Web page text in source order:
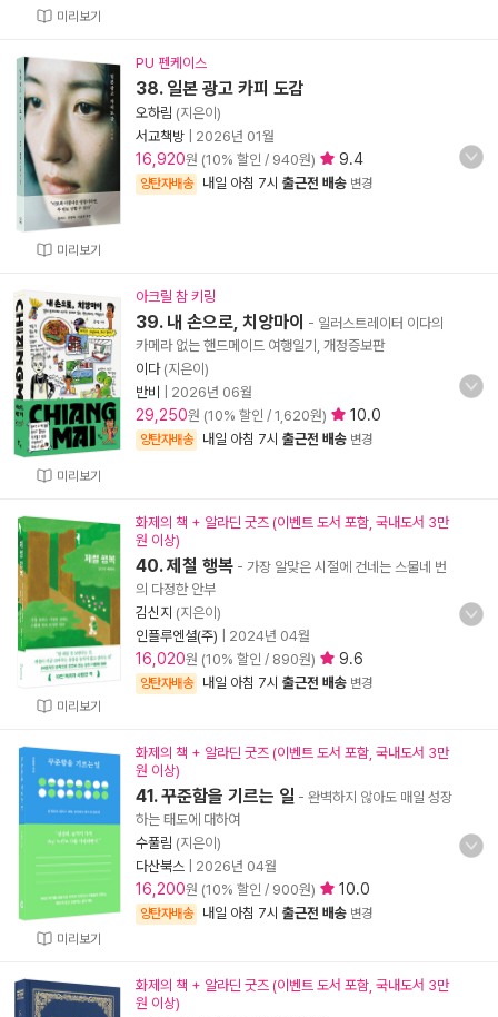
미리보기
미리보기
PU 펜케이스
38. 일본 광고 카피 도감
오하림 (지은이)
서교책방
2026년 01월
16,920원 (10% 할인 / 940원) 9.4
양탄자배송 내일 아침 7시 출근전 배송 변경
미리보기
아크릴 참 키링
39. 내 손으로, 치앙마이 - 일러스트레이터 이다의
카메라 없는 핸드메이드 여행일기, 개정증보판
이다(지은이)
반비
2026년 06월
29,250원 (10% 할인 / 1,620원) 10.0
양탄자배송 내일 아침 7시 출근전 배송 변경
미리보기
화제의 책 + 알라딘 굿즈 (이벤트 도서 포함, 국내도서 3만
원 이상)
40. 제철 행복 - 가장 알맞은 시절에 건네는 스물네 번
의 다정한 안부
김신지 (지은이)
인플루엔셜(주)
2024년 04월
16,020원 (10% 할인 / 890원) 9.6
양탄자배송 내일 아침 7시 출근전 배송 변경
미리보기
화제의 책 + 알라딘 굿즈 (이벤트 도서 포함, 국내도서 3만
원 이상)
41. 꾸준함을 기르는 일 - 완벽하지 않아도 매일 성장
하는 태도에 대하여
수풀림 (지은이)
다산북스
2026년 04월
16,200원 (10% 할인 / 900원) 10.0
양탄자배송 내일 아침 7시 출근전 배송 변경
화제의 책 + 알라딘 굿즈 (이벤트 도서 포함, 국내도서 3만
원 이상)